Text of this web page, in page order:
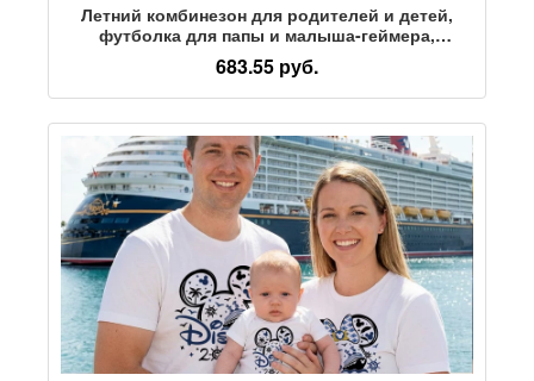
Летний комбинезон для родителей и детей,
футболка для папы и малыша-геймера,
повседневная футболка с круглым вырезом и
короткими рукавами
683.55 руб.